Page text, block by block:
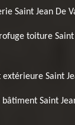
Saint Jean De
toiture Saint
Saint
Saint